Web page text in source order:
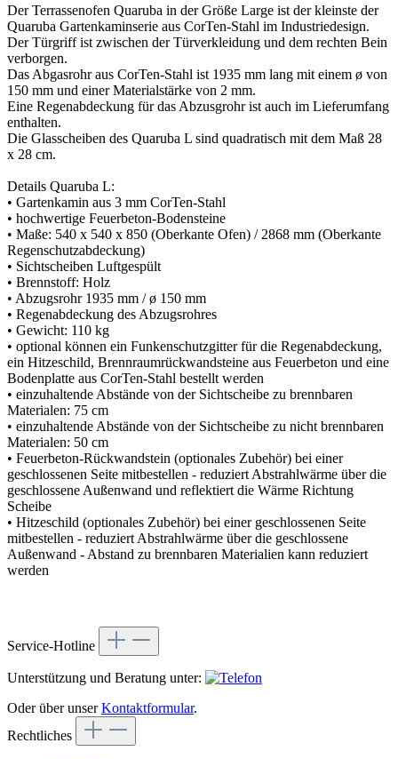
Der Terrassenofen Quaruba in der Größe Large ist der kleinste der
Quaruba Gartenkaminserie aus CorTen-Stahl im Industriedesign.
Der Türgriff ist zwischen der Türverkleidung und dem rechten Bein
verborgen.
Das Abgasrohr aus CorTen-Stahl ist 1935 mm lang mit einem ø von
150 mm und einer Materialstärke von 2 mm.
Eine Regenabdeckung für das Abzusgrohr ist auch im Lieferumfang
enthalten.
Die Glasscheiben des Quaruba L sind quadratisch mit dem Maß 28
x 28 cm.
Details Quaruba L:
• Gartenkamin aus 3 mm CorTen-Stahl
• hochwertige Feuerbeton-Bodensteine
• Maße: 540 x 540 x 850 (Oberkante Ofen) / 2868 mm (Oberkante
Regenschutzabdeckung)
• Sichtscheiben Luftgespült
• Brennstoff: Holz
• Abzugsrohr 1935 mm / ø 150 mm
• Regenabdeckung des Abzugsrohres
• Gewicht: 110 kg
• optional können ein Funkenschutzgitter für die Regenabdeckung,
ein Hitzeschild, Brennraumrückwandsteine aus Feuerbeton und eine
Bodenplatte aus CorTen-Stahl bestellt werden
• einzuhaltende Abstände von der Sichtscheibe zu brennbaren
Materialen: 75 cm
• einzuhaltende Abstände von der Sichtscheibe zu nicht brennbaren
Materialen: 50 cm
• Feuerbeton-Rückwandstein (optionales Zubehör) bei einer
geschlossenen Seite mitbestellen - reduziert Abstrahlwärme über die
geschlossene Außenwand und reflektiert die Wärme Richtung
Scheibe
• Hitzeschild (optionales Zubehör) bei einer geschlossenen Seite
mitbestellen - reduziert Abstrahlwärme über die geschlossene
Außenwand - Abstand zu brennbaren Materialien kann reduziert
werden
Service-Hotline
Unterstützung und Beratung unter:
Oder über unserKontaktformular.
Rechtliches